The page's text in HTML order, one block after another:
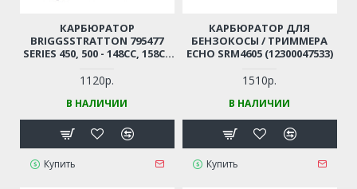
КАРБЮРАТОР
BRIGGSSTRATTON 795477
SERIES 450, 500 - 148CC, 158CC
ГАЗОНОКОСИЛКИ MAKITA,
TEXAS, CHAMPION, PATRIOT
И ПР.
1120р.
В НАЛИЧИИ
Купить
КАРБЮРАТОР ДЛЯ
БЕНЗОКОСЫ / ТРИММЕРА
ECHO SRM4605 (12300047533)
1510р.
В НАЛИЧИИ
Купить